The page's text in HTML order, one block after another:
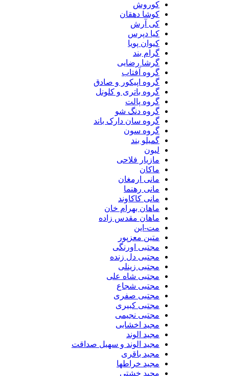
کوروش
کوشا دهقان
کی آرش
کیا دپرس
کیوان پویا
گرام بند
گرشا رضایی
گروه آفتاب
گروه اپیکور و صادق
گروه باتری و کلونل
گروه پالت
گروه دنگ شو
گروه سان دارک باند
گروه سون
گمیلو بند
لیون
مازیار فلاحی
ماکان
مانی ارمغان
مانی رهنما
مانی کاکاوند
ماهان بهرام خان
ماهان مقدس زاده
مت-این
متین معزپور
مجتبی اورنگی
مجتبی دل زنده
مجتبی زینلی
مجتبی شاه علی
مجتبی شجاع
مجتبی صفری
مجتبی کبیری
مجتبی نجیمی
مجید اخشابی
مجید الوند‎
مجید الوند و سهیل صداقت
مجید باقری
مجید خراطها
مجید خشتی